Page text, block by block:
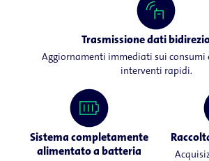
Trasmissione dati
Aggiornamenti immediati sui consumi
interventi rapidi.
Sistema completamente
alimentato a batteria